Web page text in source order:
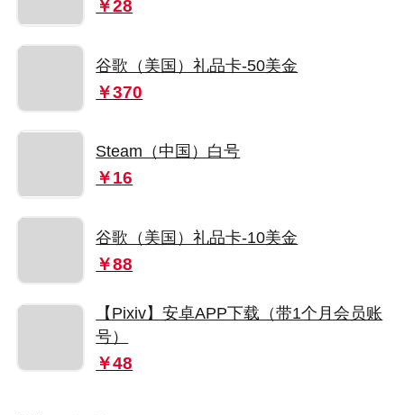
￥28
谷歌（美国）礼品卡-50美金
￥370
Steam（中国）白号
￥16
谷歌（美国）礼品卡-10美金
￥88
【Pixiv】安卓APP下载（带1个月会员账
号）
￥48